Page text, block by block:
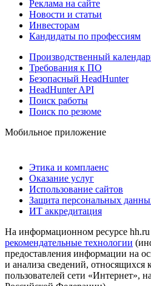
Реклама на сайте
Новости и статьи
Инвесторам
Кандидаты по профессиям
Производственный
Требования к ПО
Безопасный HeadHunter
HeadHunter API
Поиск работы
Поиск по резюме
Мобильное приложение
Этика и комплаенс
Оказание услуг
Использование сайтов
Защита персональных
ИТ аккредитация
На информационном ресурсе hh.ru
рекомендательные технологии
предоставления информации на
и анализа сведений, относящихся
пользователей сети «Интернет»,